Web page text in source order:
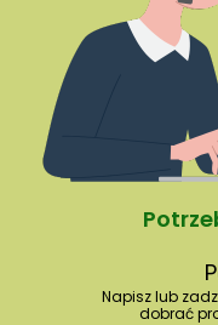
Napisz lub
dobrać